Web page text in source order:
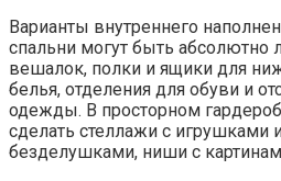
Варианты внутреннего
спальни могут быть
вешалок, полки и ящики для
белья, отделения для обуви и
одежды. В просторном
сделать стеллажи с игрушками
безделушками, ниши с